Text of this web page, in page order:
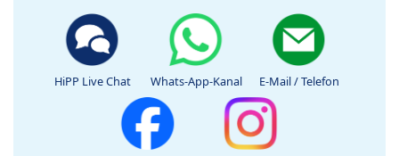
HiPP Live Chat Whats-App-Kanal E-Mail / Telefon